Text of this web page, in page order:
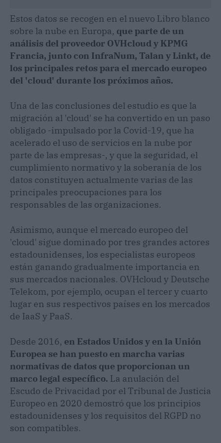
Estos datos se recogen en el nuevo Libro blanco
sobre la nube en Europa, que parte de un
análisis del proveedor OVHcloud y KPMG
Francia, junto con InfraNum, Talan y Linkt, de
los principales retos para el mercado europeo
del 'cloud' durante los próximos años.
Una de las conclusiones del estudio es que la
migración al 'cloud' se ha convertido en un paso
obligado -impulsado por la Covid-19, que ha
acelerado el uso de servicios en la nube por
parte de las empresas-, y que la seguridad, el
cumplimiento normativo y la soberanía de los
datos constituyen actualmente varias de las
principales preocupaciones para los
responsables de las organizaciones.
Asimismo, aunque el mercado europeo del
'cloud' sigue dominado por tres grandes actores
estadounidenses, los especialistas europeos
están ganando gradualmente importancia en
sus mercados nacionales. OVHcloud y Deutsche
Telekom, por ejemplo, ocupan el tercer y cuarto
lugar en sus respectivos países en los mercados
de IaaS y PaaS.
Desde 2016, en Estados Unidos y en la Unión
Europea se han puesto en marcha varias
normativas de datos que proporcionan un
marco legal específico. La anulación del
Escudo de Privacidad por el Tribunal de Justicia
Europeo en 2020 demostró que los principios
estadounidenses y los requisitos del RGPD no
son compatibles.